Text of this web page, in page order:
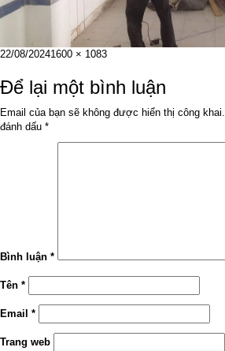
Đăng
ngày
22/08/2024Kích
đầy
đủ
1600 × 1083
Để lại một bình luận
Email của bạn sẽ không được hiển thị công khai.
đánh dấu *
Bình luận *
Tên *
Email *
Trang web